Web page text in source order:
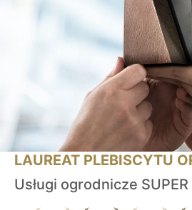
LAUREAT PLEBISCYTU
Usługi ogrodnicze SUPER